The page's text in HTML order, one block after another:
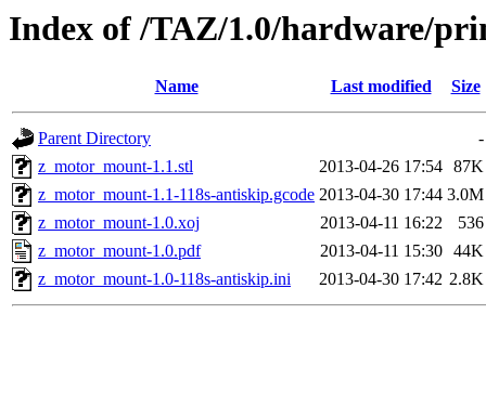
Index of /TAZ/1.0/hardware/
Name Last modified Size
Parent Directory
-
z_motor_mount-1.1.stl
2013-04-26 17:54 87K
z_motor_mount-1.1-118s-antiskip.gcode 2013-04-30 17:44 3.0M
z_motor_mount-1.0.xoj
2013-04-11 16:22
536
z_motor_mount-1.0.pdf
2013-04-11 15:30 44K
z_motor_mount-1.0-118s-antiskip.ini
2013-04-30 17:42 2.8K